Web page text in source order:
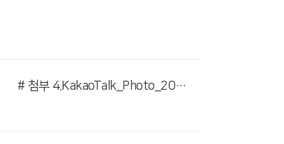
# 첨부 4.KakaoTalk_Photo_2026-03-21-17-13-48 004.jpeg